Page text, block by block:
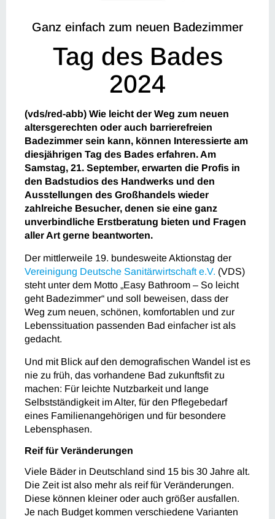
Ganz einfach zum neuen Badezimmer
Tag des Bades
2024
(vds/red-abb) Wie leicht der Weg zum neuen
altersgerechten oder auch barrierefreien
Badezimmer sein kann, können Interessierte am
diesjährigen Tag des Bades erfahren. Am
Samstag, 21. September, erwarten die Profis in
den Badstudios des Handwerks und den
Ausstellungen des Großhandels wieder
zahlreiche Besucher, denen sie eine ganz
unverbindliche Erstberatung bieten und Fragen
aller Art gerne beantworten.
Der mittlerweile 19. bundesweite Aktionstag der
Vereinigung Deutsche Sanitärwirtschaft e.V. (VDS)
steht unter dem Motto „Easy Bathroom – So leicht
geht Badezimmer“ und soll beweisen, dass der
Weg zum neuen, schönen, komfortablen und zur
Lebenssituation passenden Bad einfacher ist als
gedacht.
Und mit Blick auf den demografischen Wandel ist es
nie zu früh, das vorhandene Bad zukunftsfit zu
machen: Für leichte Nutzbarkeit und lange
Selbstständigkeit im Alter, für den Pflegebedarf
eines Familienangehörigen und für besondere
Lebensphasen.
Reif für Veränderungen
Viele Bäder in Deutschland sind 15 bis 30 Jahre alt.
Die Zeit ist also mehr als reif für Veränderungen.
Diese können kleiner oder auch größer ausfallen.
Je nach Budget kommen verschiedene Varianten